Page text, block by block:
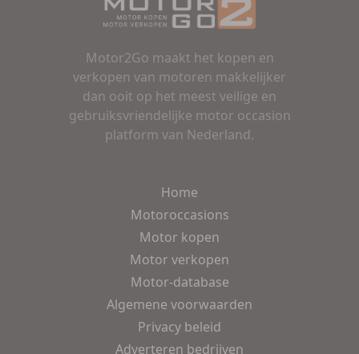
Motor2Go maakt het kopen en
verkopen van motoren makkelijker
dan ooit op het meest veilige en
gebruiksvriendelijke motor occasion
platform van Nederland.
Home
Motoroccasions
Motor kopen
Motor verkopen
Motor-database
Algemene voorwaarden
Privacy beleid
Adverteren bedrijven